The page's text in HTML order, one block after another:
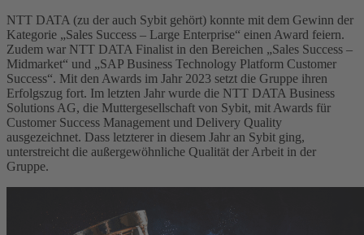
NTT DATA (zu der auch Sybit gehört) konnte mit dem Gewinn der
Kategorie „Sales Success – Large Enterprise“ einen Award feiern.
Zudem war NTT DATA Finalist in den Bereichen „Sales Success –
Midmarket“ und „SAP Business Technology Platform Customer
Success“. Mit den Awards im Jahr 2023 setzt die Gruppe ihren
Erfolgszug fort. Im letzten Jahr wurde die NTT DATA Business
Solutions AG, die Muttergesellschaft von Sybit, mit Awards für
Customer Success Management und Delivery Quality
ausgezeichnet. Dass letzterer in diesem Jahr an Sybit ging,
unterstreicht die außergewöhnliche Qualität der Arbeit in der
Gruppe.